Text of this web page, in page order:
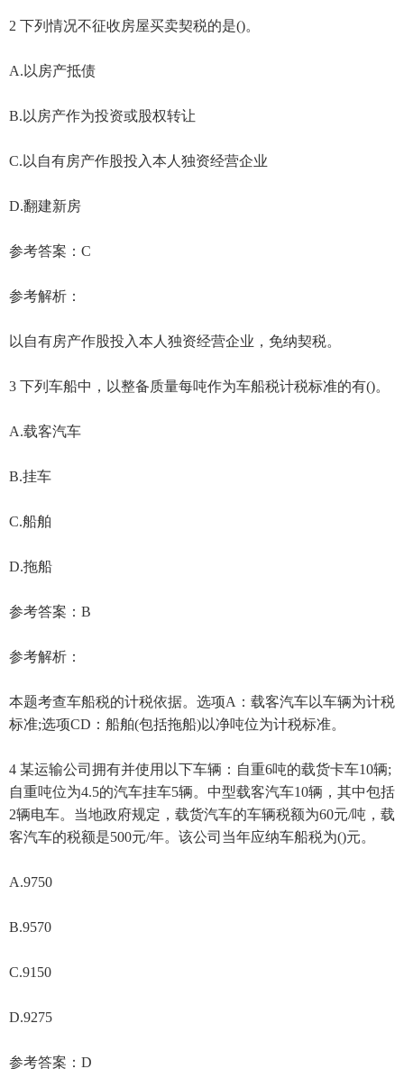
2 下列情况不征收房屋买卖契税的是()。
A.以房产抵债
B.以房产作为投资或股权转让
C.以自有房产作股投入本人独资经营企业
D.翻建新房
参考答案：C
参考解析：
以自有房产作股投入本人独资经营企业，免纳契税。
3 下列车船中，以整备质量每吨作为车船税计税标准的有()。
A.载客汽车
B.挂车
C.船舶
D.拖船
参考答案：B
参考解析：
本题考查车船税的计税依据。选项A：载客汽车以车辆为计税
标准;选项CD：船舶(包括拖船)以净吨位为计税标准。
4 某运输公司拥有并使用以下车辆：自重6吨的载货卡车10辆;
自重吨位为4.5的汽车挂车5辆。中型载客汽车10辆，其中包括
2辆电车。当地政府规定，载货汽车的车辆税额为60元/吨，载
客汽车的税额是500元/年。该公司当年应纳车船税为()元。
A.9750
B.9570
C.9150
D.9275
参考答案：D